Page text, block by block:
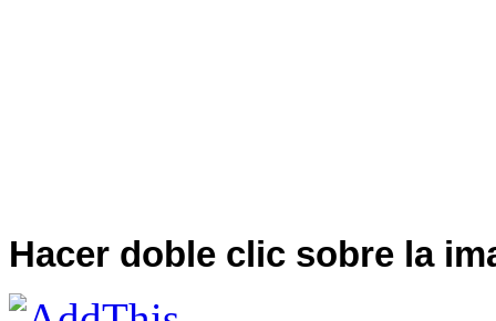
Hacer doble clic sobre la